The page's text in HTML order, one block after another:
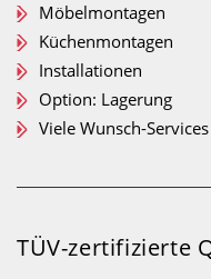
Möbelmontagen
Küchenmontagen
Installationen
Option: Lagerung
Viele Wunsch-Services
TÜV-zertifizierte